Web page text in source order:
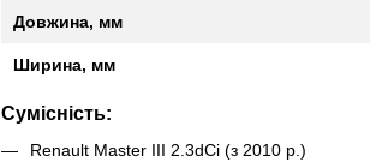
Довжина, мм
Ширина, мм
Сумісність:
Renault Master III 2.3dCi (з 2010 р.)